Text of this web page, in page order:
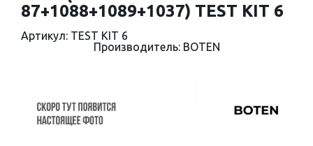
87+1088+1089+1037) TEST KIT 6
Артикул: TEST KIT 6
Производитель: BOTEN